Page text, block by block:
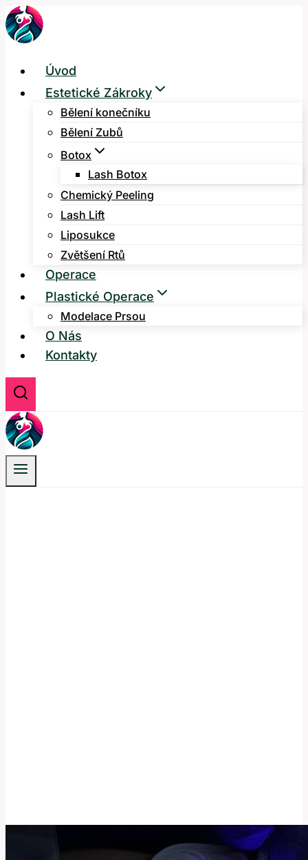
Přeskočit
na
Úvod
Estetické Zákroky
Bělení konečníku
Bělení Zubů
Botox
Lash Botox
Chemický Peeling
Lash Lift
Liposukce
Zvětšení Rtů
Operace
Plastické Operace
Modelace Prsou
O Nás
Kontakty